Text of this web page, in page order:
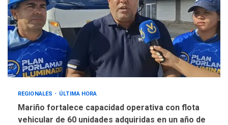
REGIONALES ÚLTIMA HORA
Mariño fortalece capacidad operativa con flota
vehicular de 60 unidades adquiridas en un año de